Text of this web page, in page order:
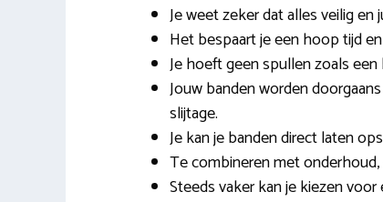
Je weet zeker dat alles veilig
Het bespaart je een hoop tijd
Je hoeft geen spullen zoals
Jouw banden worden
slijtage.
Je kan je banden direct laten
Te combineren met
Steeds vaker kan je kiezen